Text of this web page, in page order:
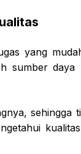
yang
sumber
sehingga